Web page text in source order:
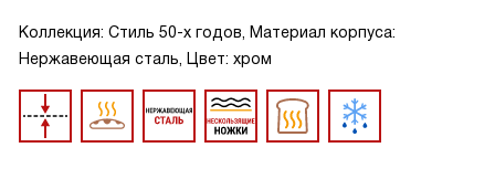
Коллекция: Стиль 50-х годов, Материал корпуса:
Нержавеющая сталь, Цвет: хром